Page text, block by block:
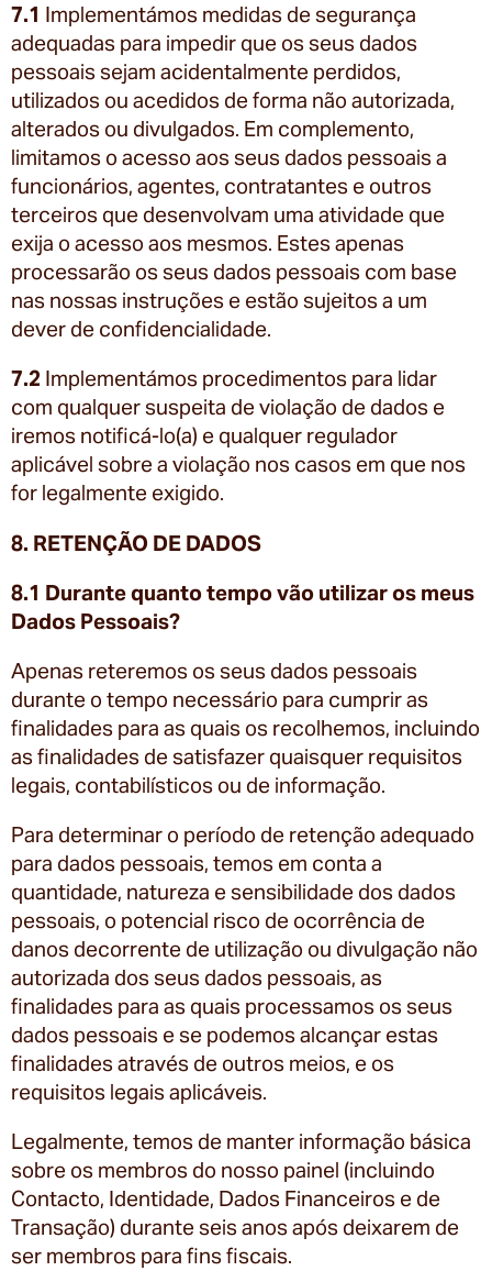
7.1 Implementámos medidas de segurança
adequadas para impedir que os seus dados
pessoais sejam acidentalmente perdidos,
utilizados ou acedidos de forma não autorizada,
alterados ou divulgados. Em complemento,
limitamos o acesso aos seus dados pessoais a
funcionários, agentes, contratantes e outros
terceiros que desenvolvam uma atividade que
exija o acesso aos mesmos. Estes apenas
processarão os seus dados pessoais com base
nas nossas instruções e estão sujeitos a um
dever de confidencialidade.
7.2 Implementámos procedimentos para lidar
com qualquer suspeita de violação de dados e
iremos notificá-lo(a) e qualquer regulador
aplicável sobre a violação nos casos em que nos
for legalmente exigido.
8. RETENÇÃO DE DADOS
8.1 Durante quanto tempo vão utilizar os meus
Dados Pessoais?
Apenas reteremos os seus dados pessoais
durante o tempo necessário para cumprir as
finalidades para as quais os recolhemos, incluindo
as finalidades de satisfazer quaisquer requisitos
legais, contabilísticos ou de informação.
Para determinar o período de retenção adequado
para dados pessoais, temos em conta a
quantidade, natureza e sensibilidade dos dados
pessoais, o potencial risco de ocorrência de
danos decorrente de utilização ou divulgação não
autorizada dos seus dados pessoais, as
finalidades para as quais processamos os seus
dados pessoais e se podemos alcançar estas
finalidades através de outros meios, e os
requisitos legais aplicáveis.
Legalmente, temos de manter informação básica
sobre os membros do nosso painel (incluindo
Contacto, Identidade, Dados Financeiros e de
Transação) durante seis anos após deixarem de
ser membros para fins fiscais.